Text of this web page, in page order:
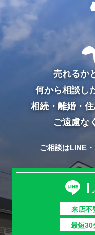
売れるか
何から相談し
相続・離婚・
ご遠慮な
ご相談はLINE
来店不
最短30